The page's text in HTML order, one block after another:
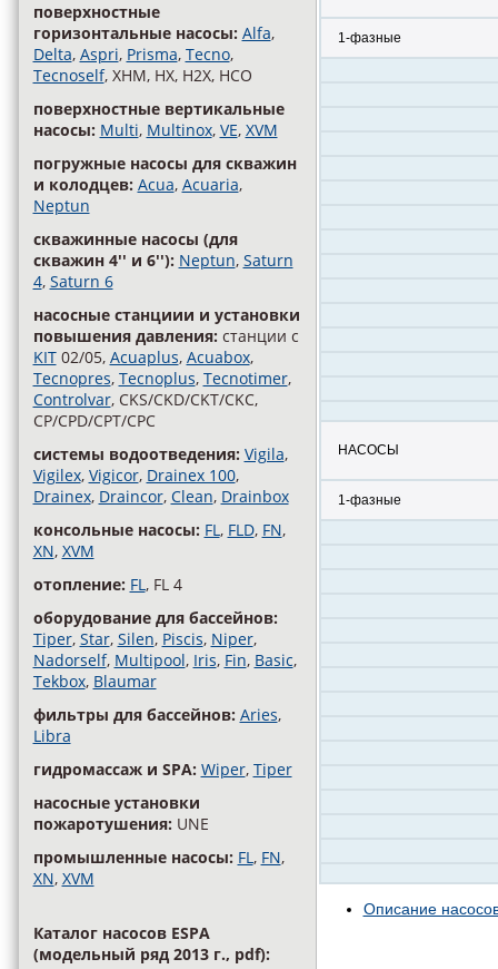
поверхностные
горизонтальные насосы: Alfa,
Delta, Aspri, Prisma, Tecno,
Tecnoself, XHM, HX, H2X, HCO
поверхностные вертикальные
насосы: Multi, Multinox, VE, XVM
погружные насосы для скважин
и колодцев: Acua, Acuaria,
Neptun
скважинные насосы (для
скважин 4'' и 6''): Neptun, Saturn
4, Saturn 6
насосные станциии и установки
повышения давления: станции с
KIT02/05, Acuaplus, Acuabox,
Tecnopres, Tecnoplus, Tecnotimer,
Controlvar, CKS/CKD/CKT/CKC,
CP/CPD/CPT/CPC
cистемы водоотведения: Vigila,
Vigilex, Vigicor, Drainex 100,
Drainex, Draincor, Clean, Drainbox
консольные насосы: FL, FLD, FN,
XN, XVM
отопление: FL, FL 4
оборудование для бассейнов:
Tiper, Star, Silen, Piscis, Niper,
Nadorself, Multipool, Iris, Fin, Basic,
Tekbox, Blaumar
фильтры для бассейнов: Aries,
Libra
гидромассаж и SPA: Wiper, Tiper
насосные установки
пожаротушения: UNE
промышленные насосы: FL, FN,
XN, XVM
Каталог насосов ESPA
(модельный ряд 2013 г., pdf):
1-фазные
НАСОСЫ
1-фазные
Описание